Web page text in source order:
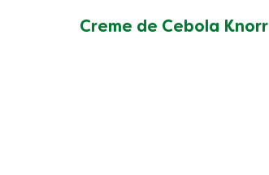
Creme de Cebola Knorr